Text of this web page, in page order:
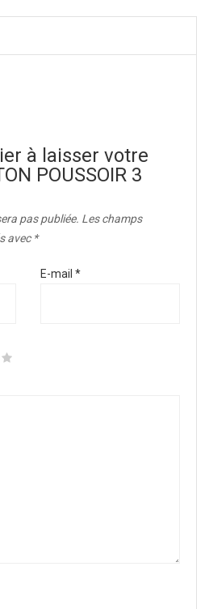
à laisser votre
POUSSOIR 3
pas publiée. Les champs
avec *
E-mail *